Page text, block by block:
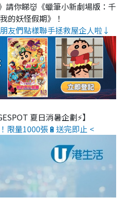
請你睇👹《蠟筆小新劇場版：千
的妖怪假期》！
友們點樣聯手拯救屋企人啦↓
夏日消暑企劃⚡】
限量1000張🔋送完即止 <